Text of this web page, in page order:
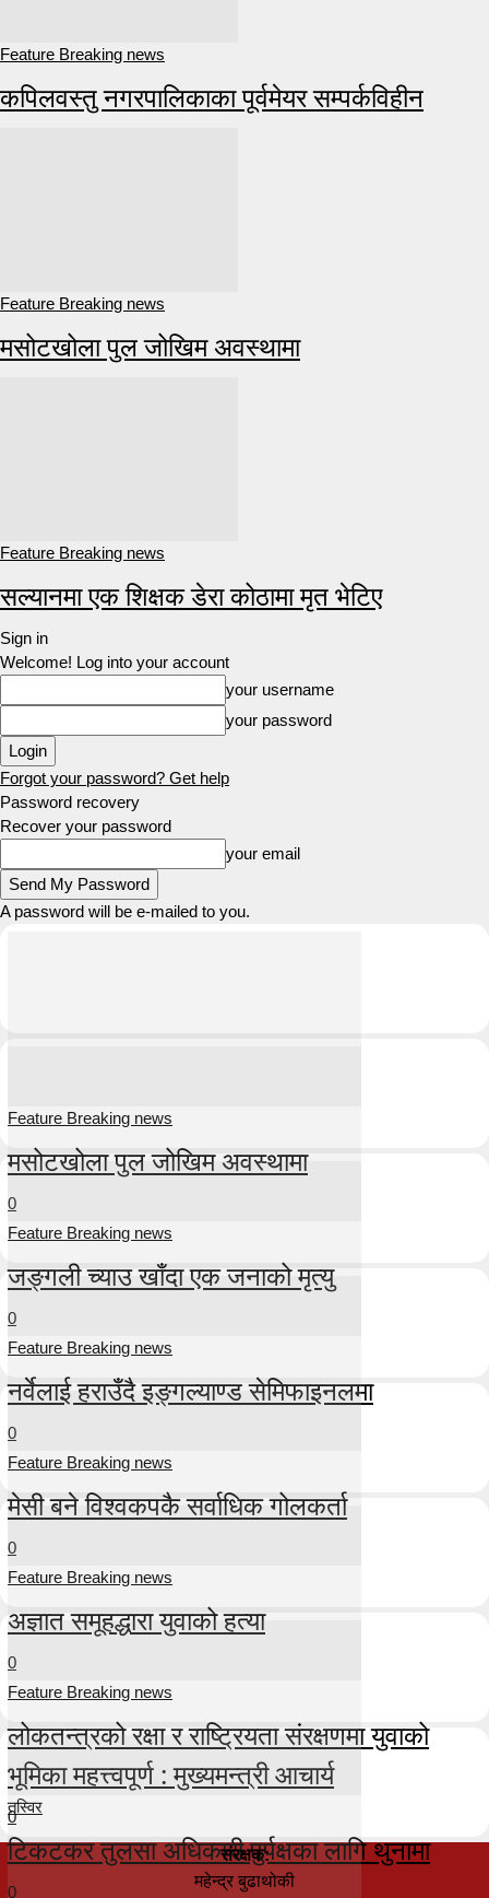
Feature Breaking news
कपिलवस्तु नगरपालिकाका पूर्वमेयर सम्पर्कविहीन
Feature Breaking news
मसोटखोला पुल जोखिम अवस्थामा
Feature Breaking news
सल्यानमा एक शिक्षक डेरा कोठामा मृत भेटिए
Sign in
Welcome! Log into your account
your username
your password
Forgot your password? Get help
Password recovery
Recover your password
your email
A password will be e-mailed to you.
Feature Breaking news
मसोटखोला पुल जोखिम अवस्थामा
0
Feature Breaking news
जङ्गली च्याउ खाँदा एक जनाको मृत्यु
0
Feature Breaking news
नर्वेलाई हराउँदै इङ्गल्याण्ड सेमिफाइनलमा
0
Feature Breaking news
मेसी बने विश्वकपकै सर्वाधिक गोलकर्ता
0
Feature Breaking news
अज्ञात समूहद्धारा युवाको हत्या
0
Feature Breaking news
लोकतन्त्रको रक्षा र राष्ट्रियता संरक्षणमा युवाको
भूमिका महत्त्वपूर्ण : मुख्यमन्त्री आचार्य
0
तस्विर
टिकटकर तुलसा अधिकारी पुर्पक्षका लागि थुनामा
0
संरक्षक:
महेन्द्र बुढाथोकी